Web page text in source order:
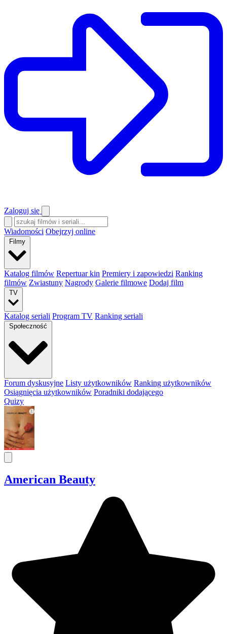
Zaloguj się
Wiadomości Obejrzyj online
Filmy
Katalog filmów Repertuar kin Premiery i zapowiedzi Ranking
filmów Zwiastuny Nagrody Galerie filmowe Dodaj film
TV
Katalog seriali Program TV Ranking seriali
Społeczność
Forum dyskusyjne Listy użytkowników Ranking użytkowników
Osiągnięcia użytkowników Poradniki dodającego
Quizy
American Beauty